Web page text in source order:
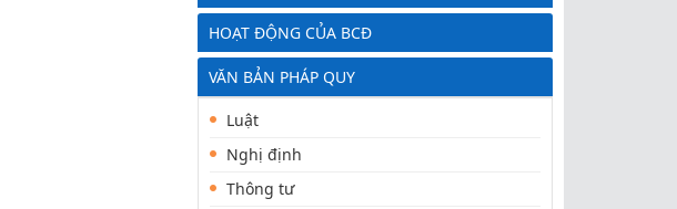
HOẠT ĐỘNG CỦA BCĐ
VĂN BẢN PHÁP QUY
Luật
Nghị định
Thông tư